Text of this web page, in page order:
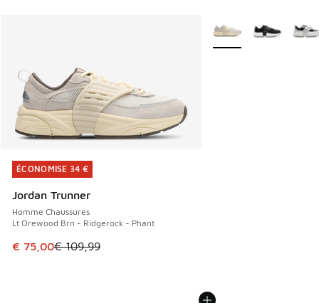
ÉCONOMISE 34 €
Jordan Trunner
Homme Chaussures
Lt Orewood Brn - Ridgerock - Phant
Cet article est en promotion. Prix en baisse de € 109,99 à
€ 75,00€ 109,99
ÉCONOMISE 34 €
Plus de couleurs